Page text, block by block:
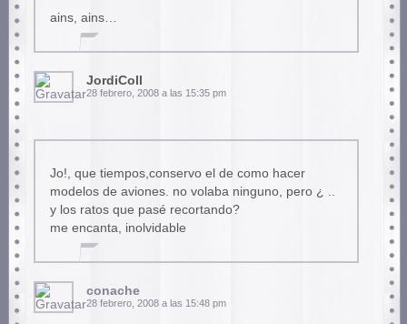
ains, ains…
JordiColl
28 febrero, 2008 a las 15:35 pm
Jo!, que tiempos,conservo el de como hacer
modelos de aviones. no volaba ninguno, pero ¿ ..
y los ratos que pasé recortando?
me encanta, inolvidable
conache
28 febrero, 2008 a las 15:48 pm